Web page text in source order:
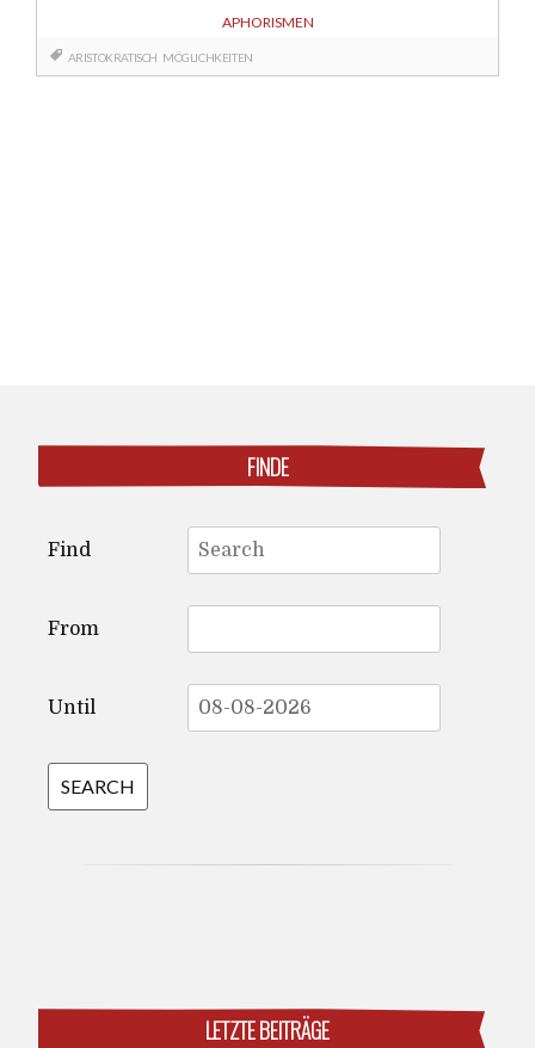
APHORISMEN
ARISTOKRATISCH MÖGLICHKEITEN
FINDE
for:
Find
From
Until
LETZTE BEITRÄGE